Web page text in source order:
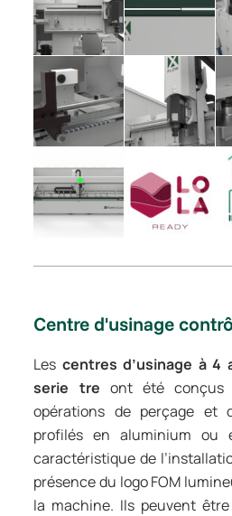
Centre d'usinage
Les centres d’usinage à 4
serie tre ont été conçus
opérations de perçage et
profilés en aluminium ou
caractéristique de
présence du logo FOM
la machine. Ils peuvent